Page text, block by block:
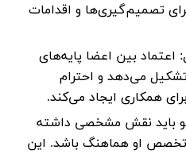
تصمیم‌گیری‌ها و اقدامات
اعتماد بین اعضا پایه‌های
می‌دهد و احترام
همکاری ایجاد می‌کند.
باید نقش مشخصی داشته
تخصص او هماهنگ باشد. این